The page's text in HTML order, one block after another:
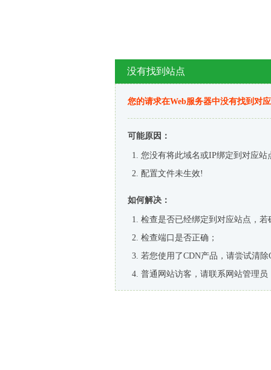
没有找到站点
您的请求在Web服务器中没有找到对
可能原因：
您没有将此域名或IP绑定到对应站
配置文件未生效!
如何解决：
检查是否已经绑定到对应站点，
检查端口是否正确；
若您使用了CDN产品，请尝试清除
普通网站访客，请联系网站管理员